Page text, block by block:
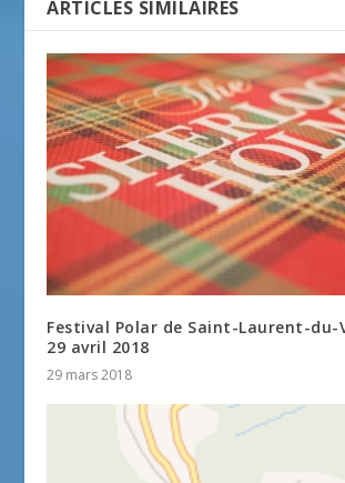
ARTICLES SIMILAIRES
Festival Polar de Saint-Laurent-du-
29 avril 2018
29 mars 2018